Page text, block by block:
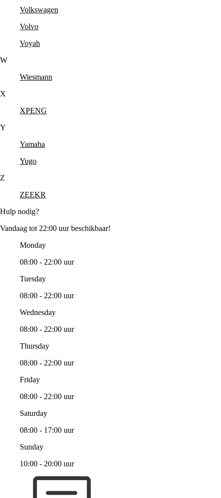
Volkswagen
Volvo
Voyah
W
Wiesmann
X
XPENG
Y
Yamaha
Yugo
Z
ZEEKR
Hulp nodig?
Vandaag tot 22:00 uur beschikbaar!
Monday
08:00 - 22:00 uur
Tuesday
08:00 - 22:00 uur
Wednesday
08:00 - 22:00 uur
Thursday
08:00 - 22:00 uur
Friday
08:00 - 22:00 uur
Saturday
08:00 - 17:00 uur
Sunday
10:00 - 20:00 uur